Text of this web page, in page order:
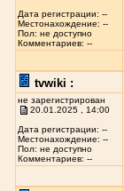
Дата регистрации: --
Местонахождение: --
Пол: не доступно
Комментариев: --
tvwiki :
не зарегистрирован
20.01.2025 , 14:00
Дата регистрации: --
Местонахождение: --
Пол: не доступно
Комментариев: --